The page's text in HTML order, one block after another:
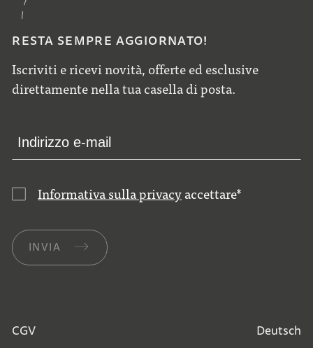
RESTA SEMPRE AGGIORNATO!
Iscriviti e ricevi novità, offerte ed esclusive
direttamente nella tua casella di posta.
Informativa sulla privacy accettare*
INVIA
CGV Deutsch